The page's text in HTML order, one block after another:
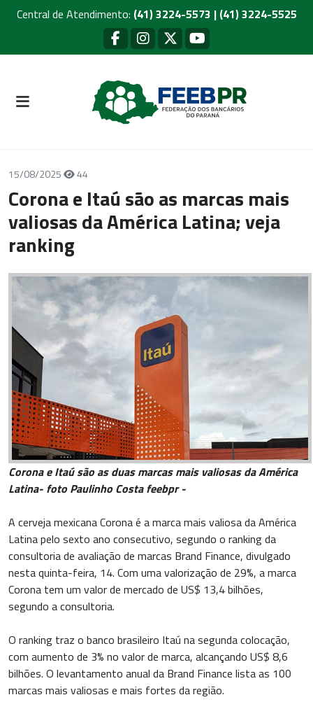
Central de Atendimento: (41) 3224-5573 | (41) 3224-5525
15/08/2025 44
Corona e Itaú são as marcas mais
valiosas da América Latina; veja
ranking
Corona e Itaú são as duas marcas mais valiosas da América
Latina- foto Paulinho Costa feebpr -
A cerveja mexicana Corona é a marca mais valiosa da América
Latina pelo sexto ano consecutivo, segundo o ranking da
consultoria de avaliação de marcas Brand Finance, divulgado
nesta quinta-feira, 14. Com uma valorização de 29%, a marca
Corona tem um valor de mercado de US$ 13,4 bilhões,
segundo a consultoria.
O ranking traz o banco brasileiro Itaú na segunda colocação,
com aumento de 3% no valor de marca, alcançando US$ 8,6
bilhões. O levantamento anual da Brand Finance lista as 100
marcas mais valiosas e mais fortes da região.